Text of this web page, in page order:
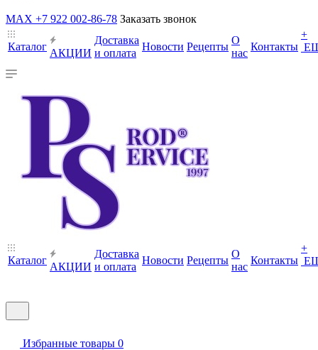
MAX +7 922 002-86-78 Заказать звонок
Каталог
АКЦИИ
Доставка
и оплата
Новости Рецепты
О
нас
Контакты
+
Каталог
АКЦИИ
Доставка
и оплата
Новости Рецепты
О
нас
Контакты
+
Избранные товары 0